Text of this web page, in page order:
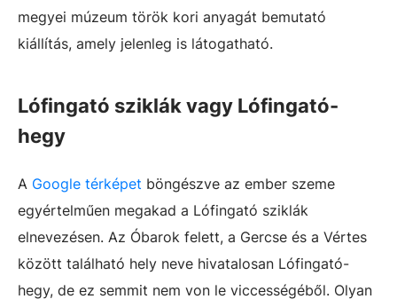
megyei múzeum török kori anyagát bemutató
kiállítás, amely jelenleg is látogatható.
Lófingató sziklák vagy Lófingató-
hegy
A Google térképet böngészve az ember szeme
egyértelműen megakad a Lófingató sziklák
elnevezésen. Az Óbarok felett, a Gercse és a Vértes
között található hely neve hivatalosan Lófingató-
hegy, de ez semmit nem von le viccességéből. Olyan